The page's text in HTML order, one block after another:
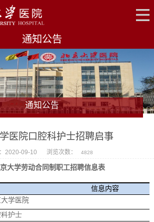
通知公告
通知公告
医院口腔科护士招聘启事
2020-09-10 浏览次数： 4828
大学劳动合同制职工招聘信息表
信息内容
学医院
科护士